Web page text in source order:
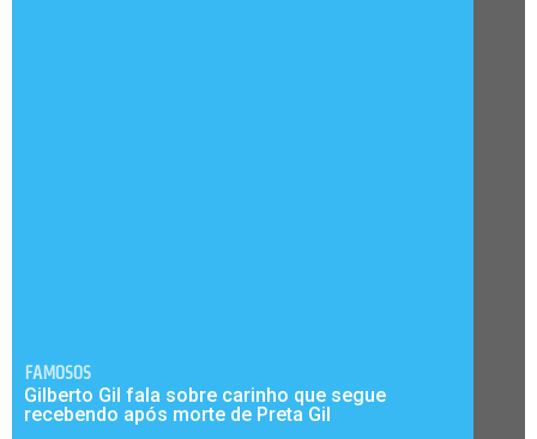
FAMOSOS
Gilberto Gil fala sobre carinho que segue
recebendo após morte de Preta Gil